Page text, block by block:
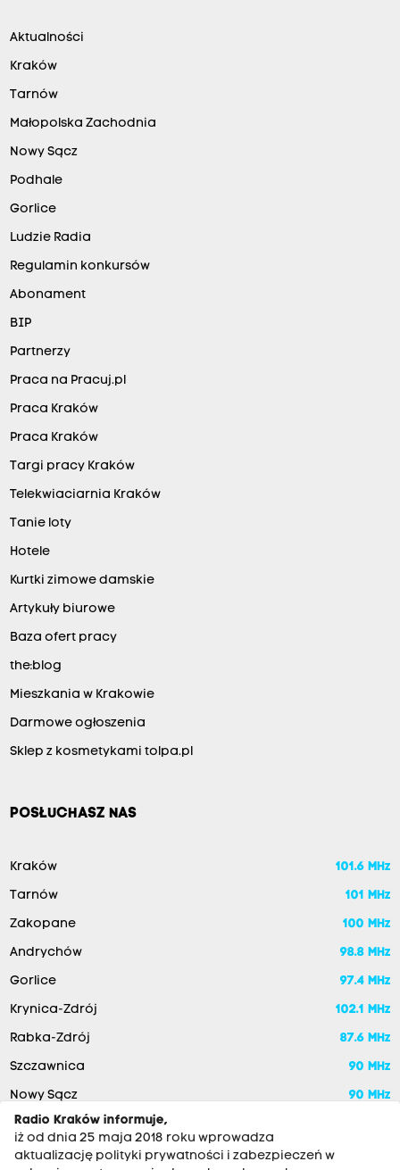
Aktualności
Kraków
Tarnów
Małopolska Zachodnia
Nowy Sącz
Podhale
Gorlice
Ludzie Radia
Regulamin konkursów
Abonament
BIP
Partnerzy
Praca na Pracuj.pl
Praca Kraków
Praca Kraków
Targi pracy Kraków
Telekwiaciarnia Kraków
Tanie loty
Hotele
Kurtki zimowe damskie
Artykuły biurowe
Baza ofert pracy
the:blog
Mieszkania w Krakowie
Darmowe ogłoszenia
Sklep z kosmetykami tolpa.pl
POSŁUCHASZ NAS
Kraków 101.6 MHz
Tarnów 101 MHz
Zakopane 100 MHz
Andrychów 98.8 MHz
Gorlice 97.4 MHz
Krynica-Zdrój 102.1 MHz
Rabka-Zdrój 87.6 MHz
Szczawnica 90 MHz
Nowy Sącz
90 MHz
Radio Kraków informuje,
iż od dnia 25 maja 2018 roku wprowadza
aktualizację polityki prywatności i zabezpieczeń w